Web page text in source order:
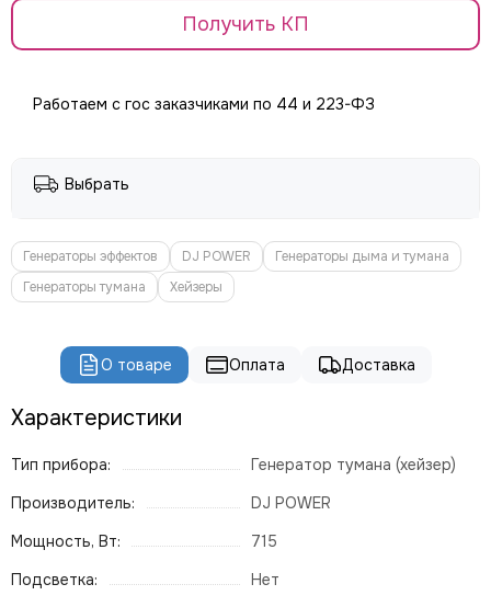
ShowLight
SMOKE FACTORY
STAGELighting
Stagemaker
Tarboc
YODN
ЯRILO Pro
CVGAUDIO
СТРОЙЦИРК
Получить КП
Работаем с гос заказчиками по 44 и 223-ФЗ
Выбрать
Генераторы эффектов DJ POWER
Генераторы дыма и тумана
Генераторы тумана
Хейзеры
О товаре Оплата Доставка
Характеристики
Тип прибора:
Генератор тумана (хейзер)
Производитель:
DJ POWER
Мощность, Вт:
715
Подсветка:
Нет